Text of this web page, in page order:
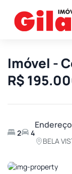
Imóvel -
R$
2 4
Endereço
BELA